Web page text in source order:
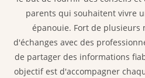
parents qui souhaitent vivre
épanouie. Fort de plusieurs
d'échanges avec des
de partager des informations
objectif est d'accompagner